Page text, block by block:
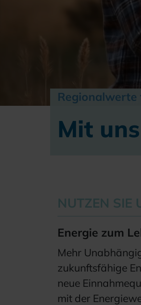
Regionalwerte
Mit
NUTZEN SIE
Energie zum
Mehr
zukunftsfähige
neue
mit der